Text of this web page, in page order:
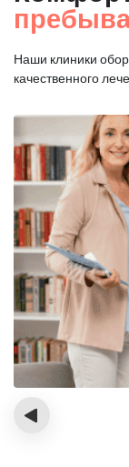
Наши клиники
качественного
‹